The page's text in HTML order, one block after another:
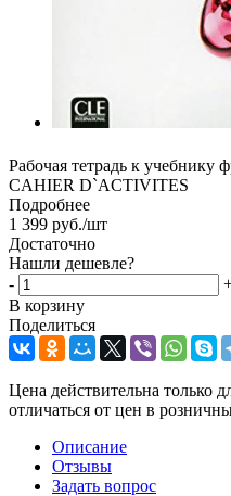
Рабочая тетрадь к
CAHIER D`ACTIVITES
Подробнее
1 399 руб./шт
Достаточно
Нашли дешевле?
-
В корзину
Поделиться
Цена действительна только
отличаться от цен в
Описание
Отзывы
Задать вопрос